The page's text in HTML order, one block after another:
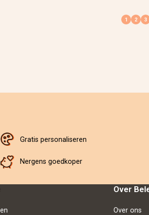
Gratis personaliseren
Nergens goedkoper
Over
Over ons